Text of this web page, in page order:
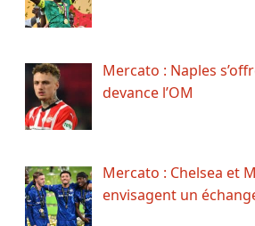
Mercato : Naples
devance l’OM
Mercato : Chelsea et
envisagent un